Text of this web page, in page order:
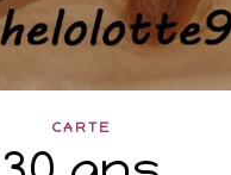
CARTE